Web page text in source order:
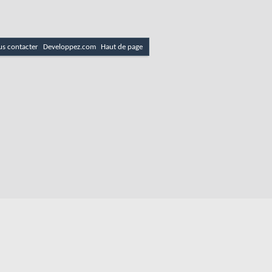
contacter Developpez.com Haut de page